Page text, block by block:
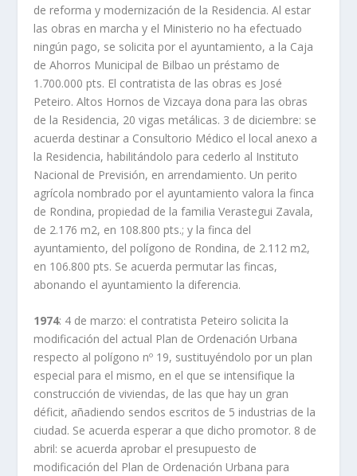
de reforma y modernización de la Residencia. Al estar
las obras en marcha y el Ministerio no ha efectuado
ningún pago, se solicita por el ayuntamiento, a la Caja
de Ahorros Municipal de Bilbao un préstamo de
1.700.000 pts. El contratista de las obras es José
Peteiro. Altos Hornos de Vizcaya dona para las obras
de la Residencia, 20 vigas metálicas. 3 de diciembre: se
acuerda destinar a Consultorio Médico el local anexo a
la Residencia, habilitándolo para cederlo al Instituto
Nacional de Previsión, en arrendamiento. Un perito
agrícola nombrado por el ayuntamiento valora la finca
de Rondina, propiedad de la familia Verastegui Zavala,
de 2.176 m2, en 108.800 pts.; y la finca del
ayuntamiento, del polígono de Rondina, de 2.112 m2,
en 106.800 pts. Se acuerda permutar las fincas,
abonando el ayuntamiento la diferencia.
1974: 4 de marzo: el contratista Peteiro solicita la
modificación del actual Plan de Ordenación Urbana
respecto al polígono nº 19, sustituyéndolo por un plan
especial para el mismo, en el que se intensifique la
construcción de viviendas, de las que hay un gran
déficit, añadiendo sendos escritos de 5 industrias de la
ciudad. Se acuerda esperar a que dicho promotor. 8 de
abril: se acuerda aprobar el presupuesto de
modificación del Plan de Ordenación Urbana para